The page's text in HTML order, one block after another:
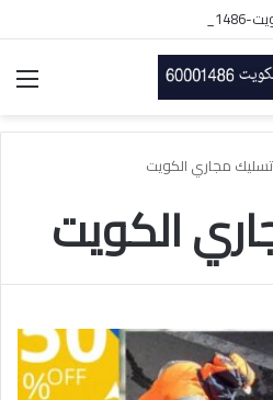
الان
تسليك مجاري الكويت
الكويت